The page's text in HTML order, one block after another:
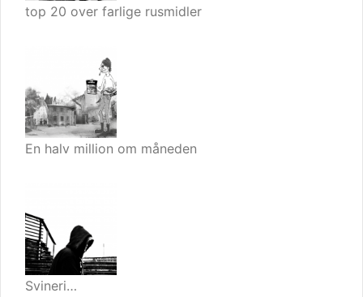
top 20 over farlige rusmidler
En halv million om måneden
Svineri…